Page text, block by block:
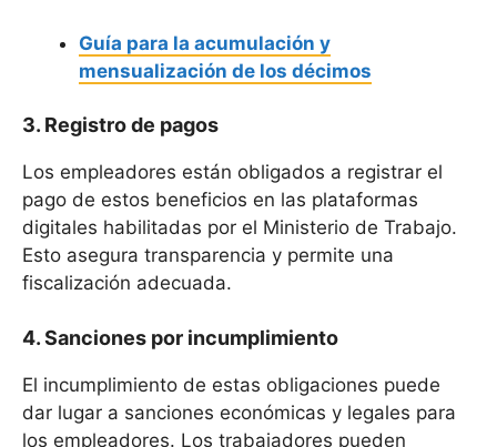
Guía para la acumulación y
mensualización de los décimos
3. Registro de pagos
Los empleadores están obligados a registrar el
pago de estos beneficios en las plataformas
digitales habilitadas por el Ministerio de Trabajo.
Esto asegura transparencia y permite una
fiscalización adecuada.
4. Sanciones por incumplimiento
El incumplimiento de estas obligaciones puede
dar lugar a sanciones económicas y legales para
los empleadores. Los trabajadores pueden